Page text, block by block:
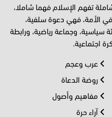
تفهم الإسلام فهما شاملا،
الأمة، فهي دعوة سلفية،
وجماعة رياضية، ورابطة
اجتماعية.
عرب وعجم
روضة الدعاة
مفاهيم وأصول
آراء حرة